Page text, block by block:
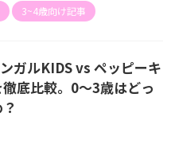
3~4歳向け記事
ガルKIDS vs ペッピーキ
底比較。0〜3歳はどっ